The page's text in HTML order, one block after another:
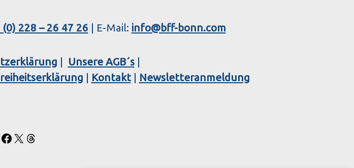
(0) 228 – 26 47 26 | E-Mail: info@bff-bonn.com
Unsere AGB´s|
Kontakt| Newsletteranmeldung